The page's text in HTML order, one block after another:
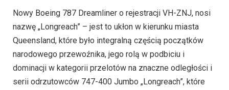
Nowy Boeing 787 Dreamliner o rejestracji VH-ZNJ, nosi
nazwę „Longreach” – jest to ukłon w kierunku miasta
Queensland, które było integralną częścią początków
narodowego przewoźnika, jego rolą w podbiciu i
dominacji w kategorii przelotów na znaczne odległości i
serii odrzutowców 747-400 Jumbo „Longreach”, które